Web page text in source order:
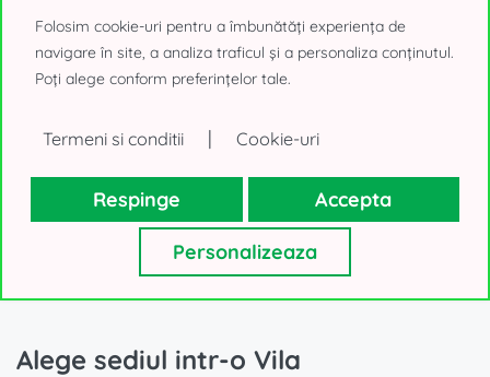
Afiseaza toate Cladirile de birouri de inchiriat din Bucuresti
(284 oferte)
Alege sediul intr-o Vila
Folosim cookie-uri pentru a îmbunătăți experiența de
navigare în site, a analiza traficul și a personaliza conținutul.
Poți alege conform preferințelor tale.
Termeni si conditii | Cookie-uri
Respinge Accepta
Personalizeaza